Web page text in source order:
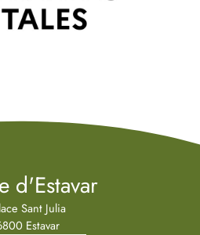
d'Estavar
Sant Julia
Estavar